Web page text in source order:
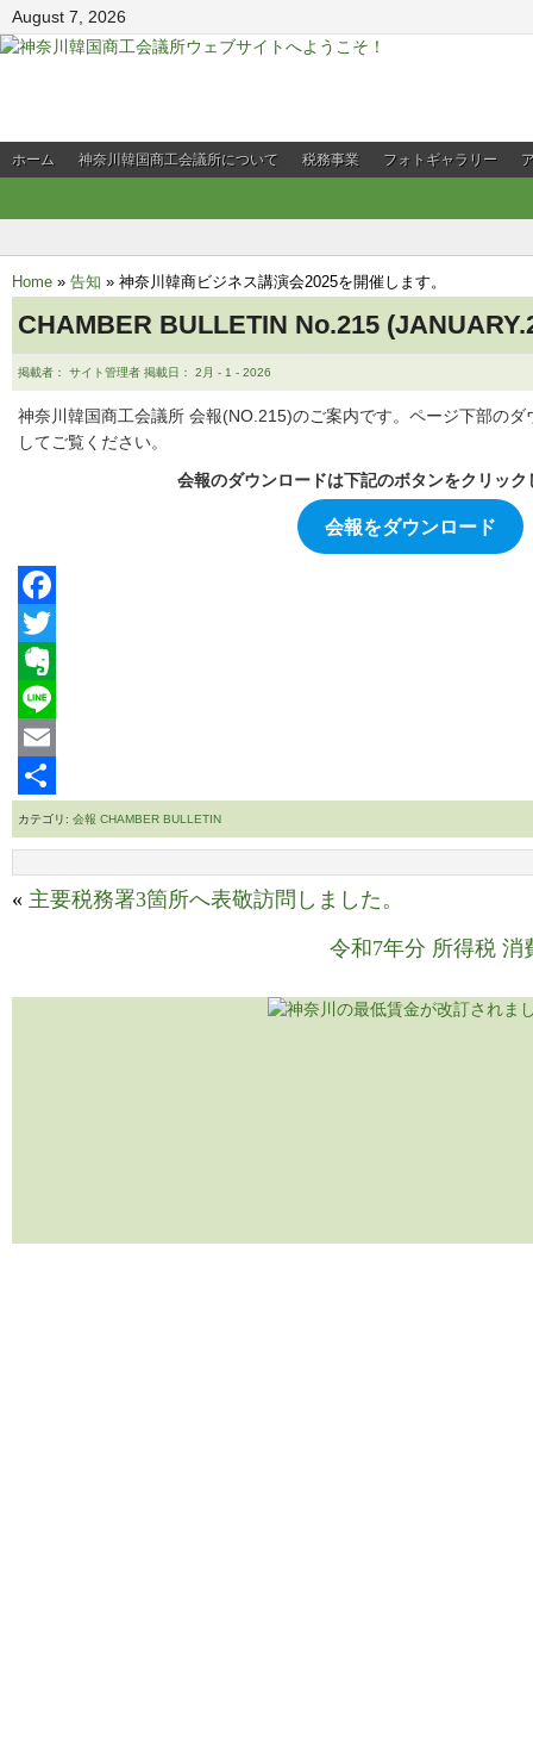
August 7, 2026
ホーム 神奈川韓国商工会議所について 税務事業 フォトギャラリー
Home » 告知 » 神奈川韓商ビジネス講演会2025を開催します。
CHAMBER BULLETIN No.215
掲載者： サイト管理者 掲載日： 2月 - 1 - 2026
神奈川韓国商工会議所 会報(NO.215)のご案内です。ページ下部の
してご覧ください。
会報のダウンロードは下記のボタンをクリック
会報をダウンロード
Facebook
Twitter
Evernote
Line
Email
共
有
カテゴリ: 会報 CHAMBER BULLETIN
« 主要税務署3箇所へ表敬訪問しました。
令和7年分 所得税 消